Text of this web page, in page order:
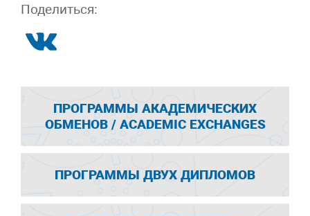
Поделиться:
ПРОГРАММЫ АКАДЕМИЧЕСКИХ
ОБМЕНОВ / ACADEMIC EXCHANGES
ПРОГРАММЫ ДВУХ ДИПЛОМОВ